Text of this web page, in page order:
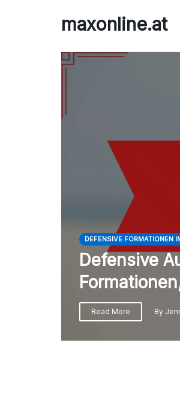
maxonline.at
DEFENSIVE FORMATIONEN
Defensive
Read More By